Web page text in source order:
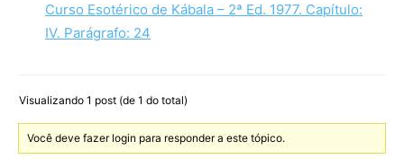
Curso Esotérico de Kábala – 2ª Ed. 1977. Capítulo:
IV. Parágrafo: 24
Visualizando 1 post (de 1 do total)
Você deve fazer login para responder a este tópico.